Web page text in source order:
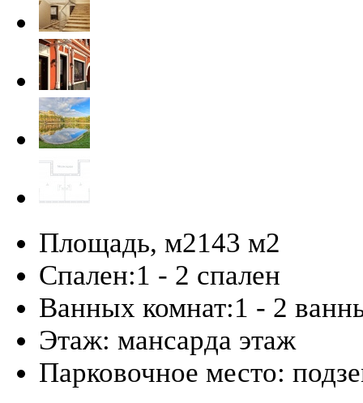
Площадь, м2143 м2
Спален:1 - 2 спален
Ванных комнат:1 - 2
Этаж: мансарда этаж
Парковочное место: